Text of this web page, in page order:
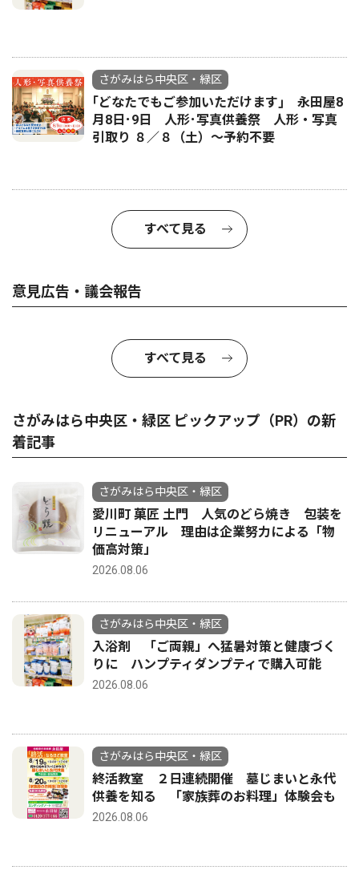
さがみはら中央区・緑区
｢どなたでもご参加いただけます｣ 永田屋8
月8日･9日 人形･写真供養祭 人形・写真
引取り ８／８（土）〜予約不要
すべて見る
意見広告・議会報告
すべて見る
さがみはら中央区・緑区 ピックアップ（PR）の新
着記事
さがみはら中央区・緑区
愛川町 菓匠 土門 人気のどら焼き 包装を
リニューアル 理由は企業努力による「物
価高対策」
2026.08.06
さがみはら中央区・緑区
入浴剤 「ご両親」へ猛暑対策と健康づく
りに ハンプティダンプティで購入可能
2026.08.06
さがみはら中央区・緑区
終活教室 ２日連続開催 墓じまいと永代
供養を知る 「家族葬のお料理」体験会も
2026.08.06